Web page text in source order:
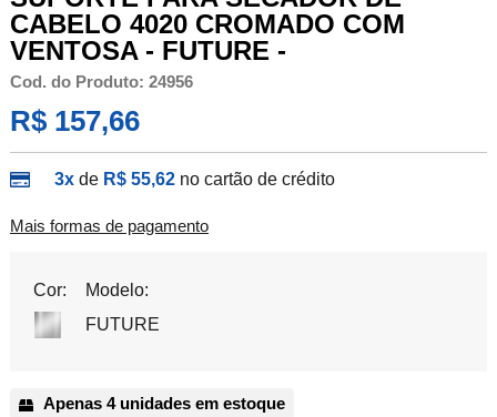
CABELO 4020 CROMADO COM
VENTOSA - FUTURE -
Cod. do Produto: 24956
R$ 157,66
3xde R$ 55,62 no cartão de crédito
Mais formas de pagamento
Cor:
Modelo:
FUTURE
Apenas 4 unidades em estoque